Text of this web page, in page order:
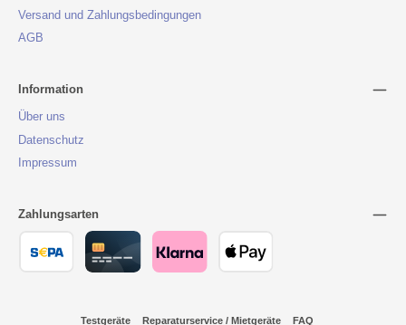
Versand und Zahlungsbedingungen
AGB
Information
Über uns
Datenschutz
Impressum
Zahlungsarten
Testgeräte Reparaturservice / Mietgeräte FAQ